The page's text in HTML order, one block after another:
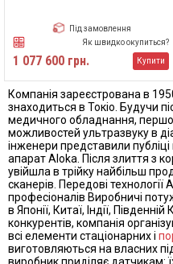
Під замовлення
Як швидко окупиться?
1 077 600 грн. Купити
Компанія зареєстрована в
знаходиться в Токіо. Будучи
медичного обладнання,
можливостей ультразвуку в
інженери представили
апарат Aloka. Після злиття з
увійшла в трійку найбільш
сканерів. Передові технології
професіоналів Виробничі
в Японії, Китаї, Індії,
конкурентів, компанія
всі елементи стаціонарних і
виготовляються на власних
виробник приділяє датчикам: